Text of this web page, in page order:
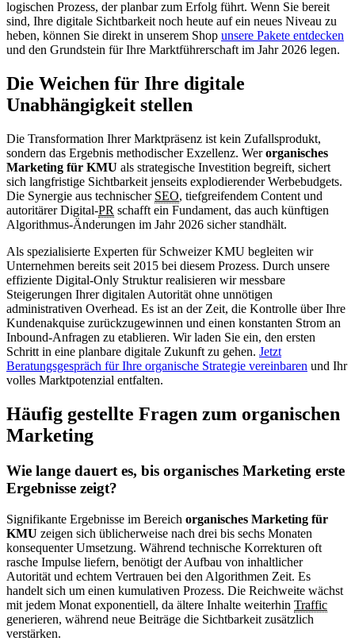
logischen Prozess, der planbar zum Erfolg führt. Wenn Sie bereit
sind, Ihre digitale Sichtbarkeit noch heute auf ein neues Niveau zu
heben, können Sie direkt in unserem Shop unsere Pakete entdecken
und den Grundstein für Ihre Marktführerschaft im Jahr 2026 legen.
Die Weichen für Ihre digitale
Unabhängigkeit stellen
Die Transformation Ihrer Marktpräsenz ist kein Zufallsprodukt,
sondern das Ergebnis methodischer Exzellenz. Werorganisches
Marketing für KMU als strategische Investition begreift, sichert
sich langfristige Sichtbarkeit jenseits explodierender Werbebudgets.
Die Synergie aus technischer SEO, tiefgreifendem Content und
autoritärer Digital-PR schafft ein Fundament, das auch künftigen
Algorithmus-Änderungen im Jahr 2026 sicher standhält.
Als spezialisierte Experten für Schweizer KMU begleiten wir
Unternehmen bereits seit 2015 bei diesem Prozess. Durch unsere
effiziente Digital-Only Struktur realisieren wir messbare
Steigerungen Ihrer digitalen Autorität ohne unnötigen
administrativen Overhead. Es ist an der Zeit, die Kontrolle über Ihre
Kundenakquise zurückzugewinnen und einen konstanten Strom an
Inbound-Anfragen zu etablieren. Wir laden Sie ein, den ersten
Schritt in eine planbare digitale Zukunft zu gehen. Jetzt
Beratungsgespräch für Ihre organische Strategie vereinbaren und Ihr
volles Marktpotenzial entfalten.
Häufig gestellte Fragen zum organischen
Marketing
Wie lange dauert es, bis organisches Marketing erste
Ergebnisse zeigt?
Signifikante Ergebnisse im Bereich organisches Marketing für
KMU zeigen sich üblicherweise nach drei bis sechs Monaten
konsequenter Umsetzung. Während technische Korrekturen oft
rasche Impulse liefern, benötigt der Aufbau von inhaltlicher
Autorität und echtem Vertrauen bei den Algorithmen Zeit. Es
handelt sich um einen kumulativen Prozess. Die Reichweite wächst
mit jedem Monat exponentiell, da ältere Inhalte weiterhin Traffic
generieren, während neue Beiträge die Sichtbarkeit zusätzlich
verstärken.